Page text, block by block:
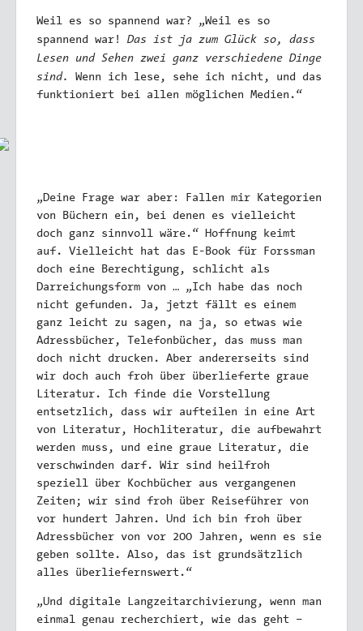
Weil es so spannend war? „Weil es so
spannend war! Das ist ja zum Glück so, dass
Lesen und Sehen zwei ganz verschiedene Dinge
sind.
Wenn ich lese, sehe ich nicht, und das
funktioniert bei allen möglichen Medien.“
„Deine Frage war aber: Fallen mir Kategorien
von Büchern ein, bei denen es vielleicht
doch ganz sinnvoll wäre.“ Hoffnung keimt
auf. Vielleicht hat das E-Book für Forssman
doch eine Berechtigung, schlicht als
Darreichungsform von … „Ich habe das noch
nicht gefunden. Ja, jetzt fällt es einem
ganz leicht zu sagen, na ja, so etwas wie
Adressbücher, Telefonbücher, das muss man
doch nicht drucken. Aber andererseits sind
wir doch auch froh über überlieferte graue
Literatur. Ich finde die Vorstellung
entsetzlich, dass wir aufteilen in eine Art
von Literatur, Hochliteratur, die aufbewahrt
werden muss, und eine graue Literatur, die
verschwinden darf. Wir sind heilfroh
speziell über Kochbücher aus vergangenen
Zeiten; wir sind froh über Reiseführer von
vor hundert Jahren. Und ich bin froh über
Adressbücher von vor 200 Jahren, wenn es sie
geben sollte. Also, das ist grundsätzlich
alles überliefernswert.“
„Und digitale Langzeitarchivierung, wenn man
einmal genau recherchiert, wie das geht –